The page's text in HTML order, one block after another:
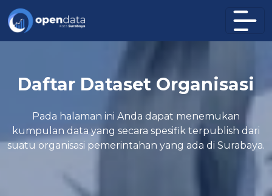
Daftar Dataset Organisasi
Pada halaman ini Anda dapat menemukan
kumpulan data yang secara spesifik terpublish dari
suatu organisasi pemerintahan yang ada di Surabaya.